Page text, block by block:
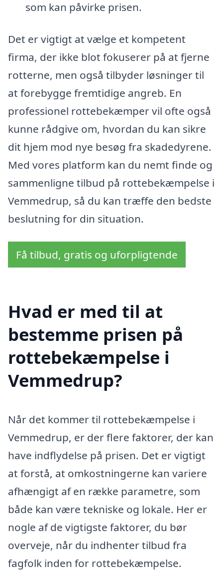
som kan påvirke prisen.
Det er vigtigt at vælge et kompetent
firma, der ikke blot fokuserer på at fjerne
rotterne, men også tilbyder løsninger til
at forebygge fremtidige angreb. En
professionel rottebekæmper vil ofte også
kunne rådgive om, hvordan du kan sikre
dit hjem mod nye besøg fra skadedyrene.
Med vores platform kan du nemt finde og
sammenligne tilbud på rottebekæmpelse i
Vemmedrup, så du kan træffe den bedste
beslutning for din situation.
Få tilbud, gratis og uforpligtende
Hvad er med til at
bestemme prisen på
rottebekæmpelse i
Vemmedrup?
Når det kommer til rottebekæmpelse i
Vemmedrup, er der flere faktorer, der kan
have indflydelse på prisen. Det er vigtigt
at forstå, at omkostningerne kan variere
afhængigt af en række parametre, som
både kan være tekniske og lokale. Her er
nogle af de vigtigste faktorer, du bør
overveje, når du indhenter tilbud fra
fagfolk inden for rottebekæmpelse.